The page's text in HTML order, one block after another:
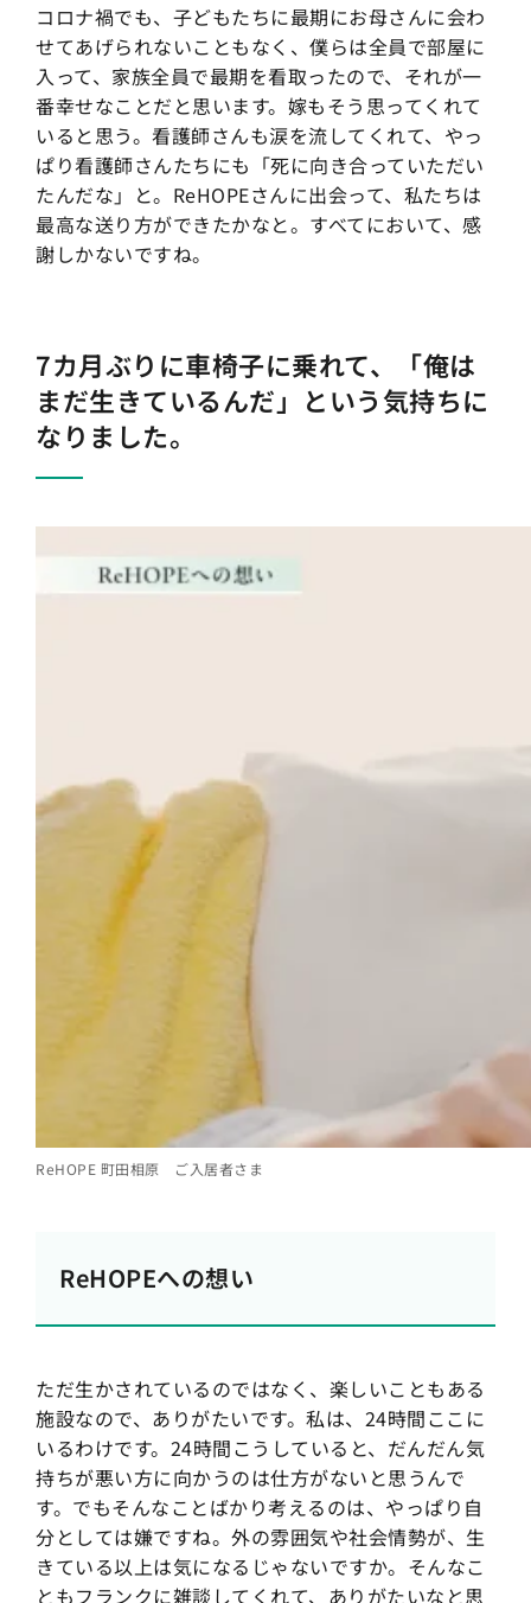
コロナ禍でも、子どもたちに最期にお母さんに会わ
せてあげられないこともなく、僕らは全員で部屋に
入って、家族全員で最期を看取ったので、それが一
番幸せなことだと思います。嫁もそう思ってくれて
いると思う。看護師さんも涙を流してくれて、やっ
ぱり看護師さんたちにも「死に向き合っていただい
たんだな」と。ReHOPEさんに出会って、私たちは
最高な送り方ができたかなと。すべてにおいて、感
謝しかないですね。
7カ月ぶりに車椅子に乗れて、「俺は
まだ生きているんだ」という気持ちに
なりました。
ReHOPE 町田相原 ご入居者さま
ReHOPEへの想い
ただ生かされているのではなく、楽しいこともある
施設なので、ありがたいです。私は、24時間ここに
いるわけです。24時間こうしていると、だんだん気
持ちが悪い方に向かうのは仕方がないと思うんで
す。でもそんなことばかり考えるのは、やっぱり自
分としては嫌ですね。外の雰囲気や社会情勢が、生
きている以上は気になるじゃないですか。そんなこ
ともフランクに雑談してくれて、ありがたいなと思